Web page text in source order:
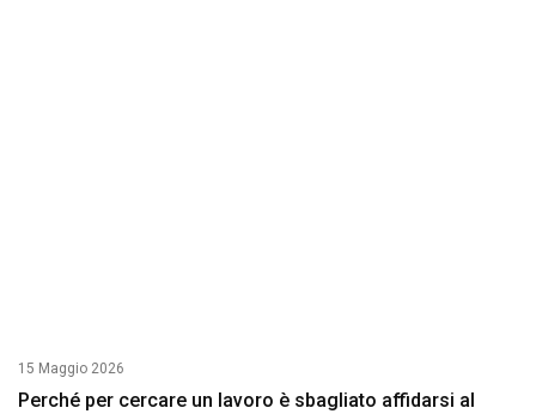
15 Maggio 2026
Perché per cercare un lavoro è sbagliato affidarsi al